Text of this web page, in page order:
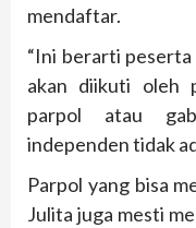
mendaftar.
“Ini berarti
akan diikuti oleh
parpol atau
independen tidak
Parpol yang bisa
Julita juga mesti